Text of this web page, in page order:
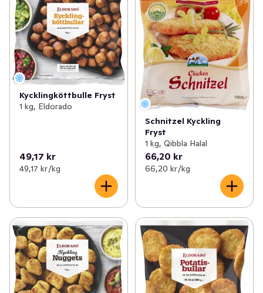
Kycklingköttbulle Fryst
1 kg, Eldorado
49,17 kr
49,17 kr /kg
Schnitzel Kyckling
Fryst
1 kg, Qibbla Halal
66,20 kr
66,20 kr /kg